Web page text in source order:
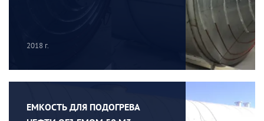
2018 г.
ЕМКОСТЬ ДЛЯ ПОДОГРЕВА